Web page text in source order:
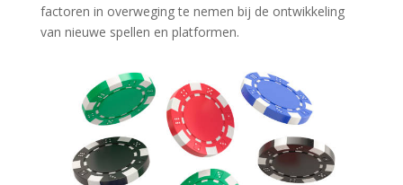
factoren in overweging te nemen bij de ontwikkeling
van nieuwe spellen en platformen.